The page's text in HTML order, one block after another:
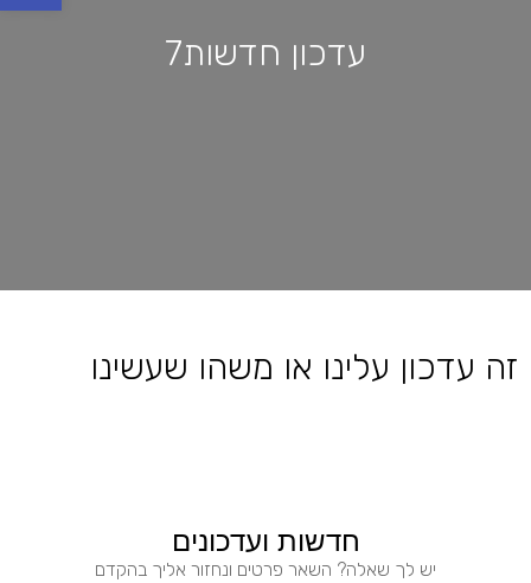
עדכון חדשות7
זה עדכון עלינו או משהו שעשינו
חדשות ועדכונים
יש לך שאלה? השאר פרטים ונחזור אליך בהקדם